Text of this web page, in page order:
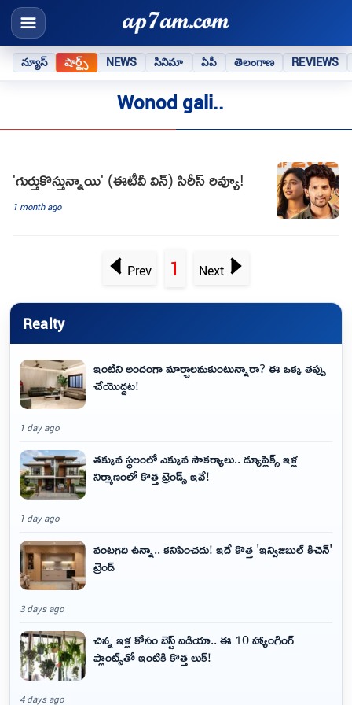
న్యూస్ షార్ట్స్ NEWS సినిమా ఏపీ తెలంగాణ REVIEWS
Wonod gali..
'గుర్తుకొస్తున్నాయి' (ఈటీవీ విన్) సిరీస్ రివ్యూ!
1 month ago
Prev 1 Next
Realty
ఇంటిని అందంగా మార్చాలనుకుంటున్నారా? ఈ ఒక్క తప్పు
చేయొద్దట!
1 day ago
తక్కువ స్థలంలో ఎక్కువ సౌకర్యాలు.. డ్యూప్లెక్స్ ఇళ్ల
నిర్మాణంలో కొత్త ట్రెండ్స్ ఇవే!
1 day ago
వంటగది ఉన్నా.. కనిపించదు! ఇదే కొత్త 'ఇన్విజిబుల్ కిచెన్'
ట్రెండ్
3 days ago
చిన్న ఇళ్ల కోసం బెస్ట్ ఐడియా.. ఈ 10 హ్యాంగింగ్
ప్లాంట్స్‌తో ఇంటికి కొత్త లుక్!
4 days ago